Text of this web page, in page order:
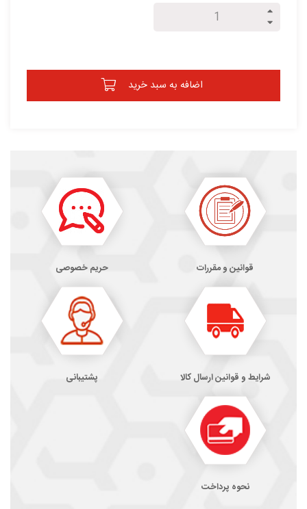
اضافه به سبد خرید
قوانین و مقررات حریم خصوصی
شرایط و قوانین ارسال کالا پشتیبانی
نحوه پرداخت